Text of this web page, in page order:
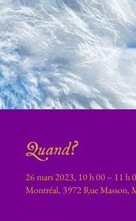
Quand?
26 mars 2023, 10 h 00 – 11 h
Montréal, 3972 Rue Masson,